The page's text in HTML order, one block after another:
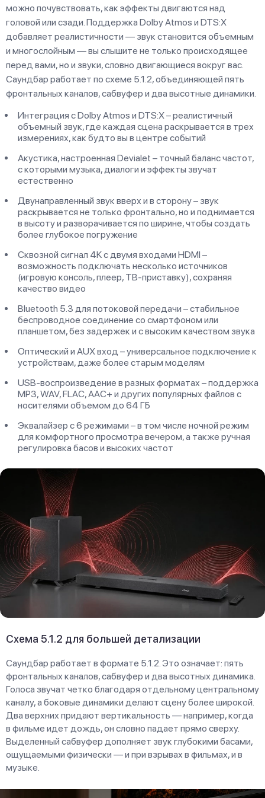
можно почувствовать, как эффекты двигаются над
головой или сзади. Поддержка Dolby Atmos и DTS:X
добавляет реалистичности — звук становится объемным
и многослойным — вы слышите не только происходящее
перед вами, но и звуки, словно двигающиеся вокруг вас.
Саундбар работает по схеме 5.1.2, объединяющей пять
фронтальных каналов, сабвуфер и два высотные динамики.
Интеграция с Dolby Atmos и DTS:X – реалистичный
объемный звук, где каждая сцена раскрывается в трех
измерениях, как будто вы в центре событий
Акустика, настроенная Devialet – точный баланс частот,
с которыми музыка, диалоги и эффекты звучат
естественно
Двунаправленный звук вверх и в сторону – звук
раскрывается не только фронтально, но и поднимается
в высоту и разворачивается по ширине, чтобы создать
более глубокое погружение
Сквозной сигнал 4K с двумя входами HDMI –
возможность подключать несколько источников
(игровую консоль, плеер, ТВ-приставку), сохраняя
качество видео
Bluetooth 5.3 для потоковой передачи – стабильное
беспроводное соединение со смартфоном или
планшетом, без задержек и с высоким качеством звука
Оптический и AUX вход – универсальное подключение к
устройствам, даже более старым моделям
USB-воспроизведение в разных форматах – поддержка
MP3, WAV, FLAC, AAC+ и других популярных файлов с
носителями объемом до 64 ГБ
Эквалайзер с 6 режимами – в том числе ночной режим
для комфортного просмотра вечером, а также ручная
регулировка басов и высоких частот
Схема 5.1.2 для большей детализации
Саундбар работает в формате 5.1.2. Это означает: пять
фронтальных каналов, сабвуфер и два высотных динамика.
Голоса звучат четко благодаря отдельному центральному
каналу, а боковые динамики делают сцену более широкой.
Два верхних придают вертикальность — например, когда
в фильме идет дождь, он словно падает прямо сверху.
Выделенный сабвуфер дополняет звук глубокими басами,
ощущаемыми физически — и при взрывах в фильмах, и в
музыке.